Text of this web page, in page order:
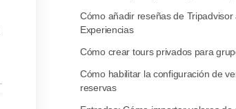
Cómo añadir reseñas de Tripadvisor
Experiencias
Cómo crear tours privados para
Cómo habilitar la configuración de
reservas